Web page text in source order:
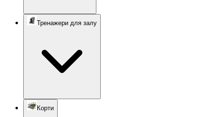
Тренажери для залу
Корти